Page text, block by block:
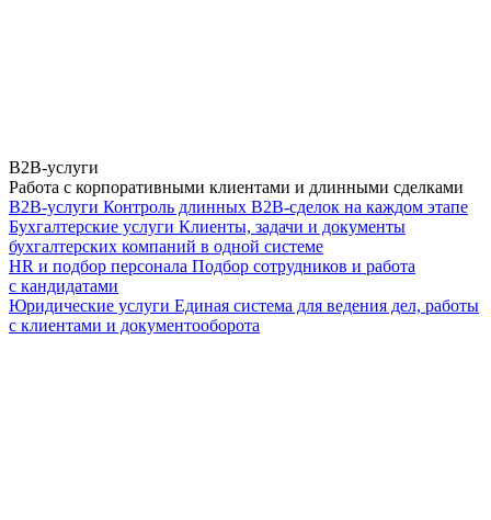
B2B-услуги
Работа с корпоративными клиентами и длинными сделками
B2B-услуги Контроль длинных B2B-сделок на каждом этапе
Бухгалтерские услуги Клиенты, задачи и документы
бухгалтерских компаний в одной системе
HR и подбор персонала Подбор сотрудников и работа
с кандидатами
Юридические услуги Единая система для ведения дел, работы
с клиентами и документооборота